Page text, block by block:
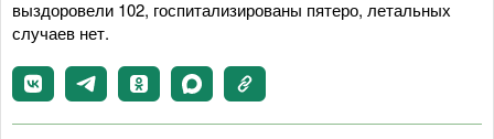
выздоровели 102, госпитализированы пятеро, летальных
случаев нет.